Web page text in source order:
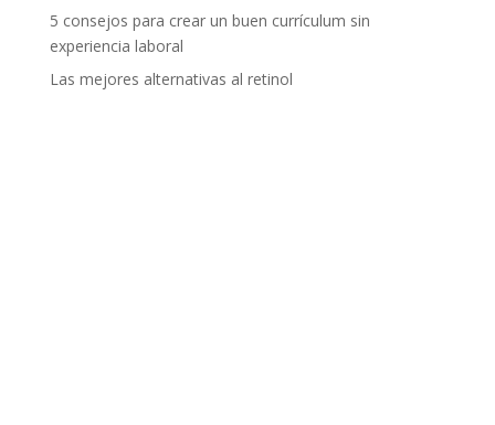
5 consejos para crear un buen currículum sin
experiencia laboral
Las mejores alternativas al retinol